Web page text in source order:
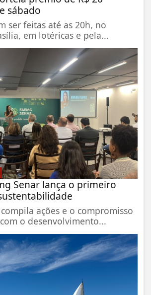
sábado
ser feitas até as 20h, no
em lotéricas e pela...
Senar lança o primeiro
ações e o compromisso
o desenvolvimento...